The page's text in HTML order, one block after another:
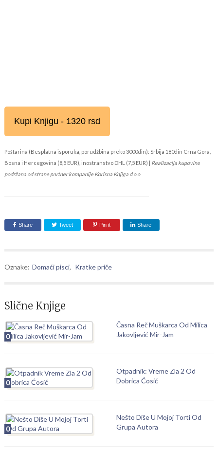
Kupi Knjigu - 1320 rsd
Poštarina (Besplatna isporuka, porudžbina preko 3000din): Srbija 180din Crna Gora,
Bosna i Hercegovina (8,5 EUR), inostranstvo DHL (7,5 EUR) | Realizacija kupovine
podržana od strane partner kompanije Korisna Knjiga d.o.o
Share Tweet Pin it Share
Oznake: Domaći pisci, Kratke priče
Slične Knjige
0
Časna Reč Muškarca Od Milica
Jakovljević Mir-Jam
0
Otpadnik: Vreme Zla 2 Od
Dobrica Ćosić
0
Nešto Diše U Mojoj Torti Od
Grupa Autora